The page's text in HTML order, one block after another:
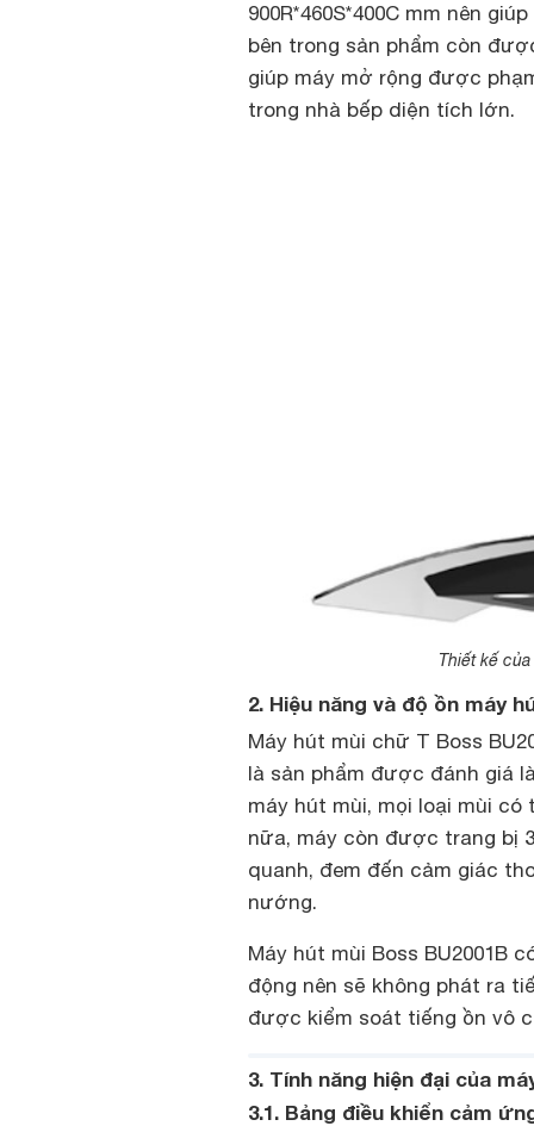
900R*460S*400C mm nên
bên trong sản phẩm còn
giúp máy mở rộng được
trong nhà bếp diện tích lớn.
Thiết kế
2. Hiệu năng và độ ồn máy
Máy hút mùi chữ T Boss
là sản phẩm được đánh giá
máy hút mùi, mọi loại mùi
nữa, máy còn được trang bị
quanh, đem đến cảm giác
nướng.
Máy hút mùi Boss BU2001B
động nên sẽ không phát ra
được kiểm soát tiếng ồn vô
3. Tính năng hiện đại của
3.1. Bảng điều khiển cảm